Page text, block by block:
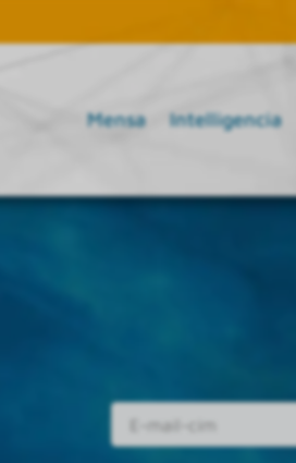
Mensa Intelligencia